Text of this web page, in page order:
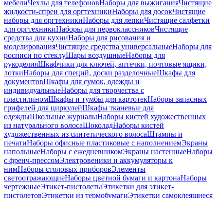
мебелиЧехлы для телефоновНаборы для выжиганияЧистящие
жидкости-спреи для оргтехникиНаборы для досокЧистящие
наборы для оргтехникиНаборы для лепкиЧистящие салфетки
для оргтехникиНаборы для первоклассниковЧистящие
средства для кухниНаборы для рисования и
моделированияЧистящие средства универсальныеНаборы для
росписи по стеклуШары воздушныеНаборы для
рукоделияШкафчики для ключей, аптечки, почтовые ящики,
лоткиНаборы для специй, доски разделочныеШкафы для
документовШкафы для сумок, одежды и
индивидуальныеНаборы для творчества с
пластилиномШкафы и тумбы для картотекНаборы запасных
грифелей для циркулейШкафы тканевые для
одеждыШкольные журналыНаборы кистей художественных
из натурального волосаШоколадНаборы кистей
художественных из синтетического волосаШтампы и
печатиНаборы офисные пластиковые с наполнениемЭкраны
напольныеНаборы с ежедневникомЭкраны настенныеНаборы
с френч-прессомЭлектровеники и аккумуляторы к
нимНаборы столовых приборовЭлементы
светоотражающиеНаборы цветной бумаги и картонаНаборы
чертежныеЭтикет-пистолетыЭтикетки для этикет-
пистолетовЭтикетки из термобумагиЭтикетки самоклеящиеся